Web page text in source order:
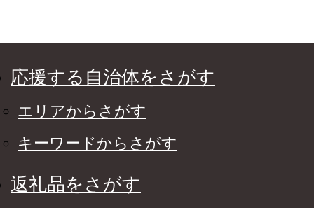
応援する自治体をさがす
エリアからさがす
キーワードからさがす
返礼品をさがす